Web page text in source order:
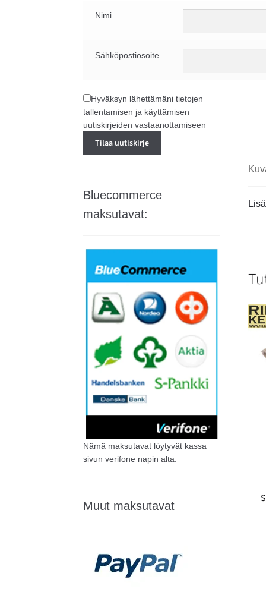
Nimi
Sähköpostiosoite
Hyväksyn lähettämäni tietojen
tallentamisen ja käyttämisen
uutiskirjeiden vastaanottamiseen
Bluecommerce
maksutavat:
Nämä maksutavat löytyvät kassa
sivun verifone napin alta.
Muut maksutavat